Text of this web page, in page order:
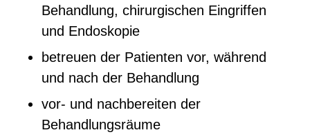
Behandlung, chirurgischen Eingriffen
und Endoskopie
betreuen der Patienten vor, während
und nach der Behandlung
vor- und nachbereiten der
Behandlungsräume